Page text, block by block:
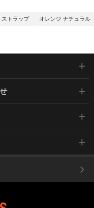
ストラップ オレンジ ナチュラル